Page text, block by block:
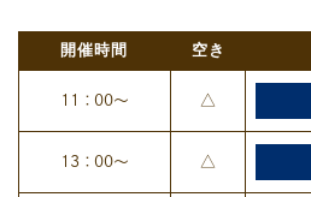
開催時間 空き
11：00～ △
13：00～ △